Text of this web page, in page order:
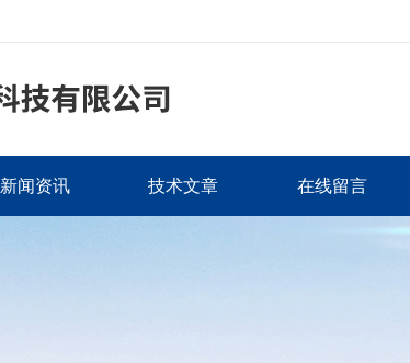
新闻资讯 技术文章 在线留言